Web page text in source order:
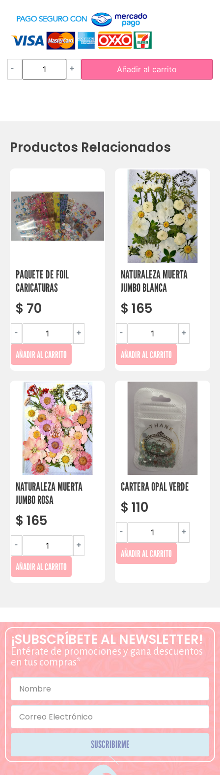
- + Añadir al carrito
Productos Relacionados
PAQUETE DE FOIL
CARICATURAS
$ 70
- +
AÑADIR AL CARRITO
NATURALEZA MUERTA
JUMBO BLANCA
$ 165
- +
AÑADIR AL CARRITO
NATURALEZA MUERTA
JUMBO ROSA
$ 165
- +
AÑADIR AL CARRITO
CARTERA OPAL VERDE
$ 110
- +
AÑADIR AL CARRITO
¡SUBSCRÍBETE AL NEWSLETTER!
Entérate de promociones y gana descuentos
en tus compras*
SUSCRIBIRME